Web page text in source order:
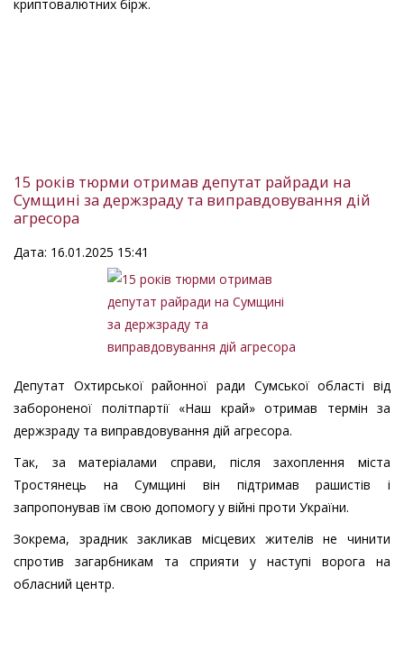
криптовалютних бірж.
15 років тюрми отримав депутат райради на
Сумщині за держзраду та виправдовування дій
агресора
Дата: 16.01.2025 15:41
Депутат Охтирської районної ради Сумської області від
забороненої політпартії «Наш край» отримав термін за
держзраду та виправдовування дій агресора.
Так, за матеріалами справи, після захоплення міста
Тростянець на Сумщині він підтримав рашистів і
запропонував їм свою допомогу у війні проти України.
Зокрема, зрадник закликав місцевих жителів не чинити
спротив загарбникам та сприяти у наступі ворога на
обласний центр.